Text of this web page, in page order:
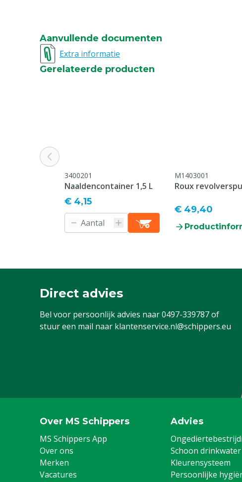
Aanvullende documenten
Extra informatie
Gerelateerde producten
3400201
Naaldencontainer 1,5 L
€ 4,15
M1403001
Roux
€ 49,40
Direct advies
Bel voor persoonlijk advies naar0497-339787of
stuur een mail naar klantenservice.nl@schippers.eu
Over MS Schippers
MS Schippers App
Over ons
Merken
Vacatures
Advies
Schoon drinkwater
Kleurensysteem
Persoonlijke